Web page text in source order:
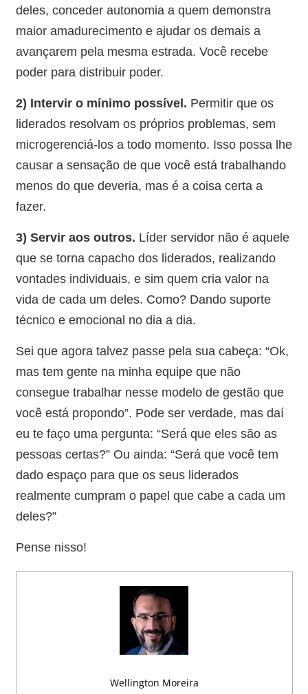
deles, conceder autonomia a quem demonstra
maior amadurecimento e ajudar os demais a
avançarem pela mesma estrada. Você recebe
poder para distribuir poder.
2) Intervir o mínimo possível. Permitir que os
liderados resolvam os próprios problemas, sem
microgerenciá-los a todo momento. Isso possa lhe
causar a sensação de que você está trabalhando
menos do que deveria, mas é a coisa certa a
fazer.
3) Servir aos outros. Líder servidor não é aquele
que se torna capacho dos liderados, realizando
vontades individuais, e sim quem cria valor na
vida de cada um deles. Como? Dando suporte
técnico e emocional no dia a dia.
Sei que agora talvez passe pela sua cabeça: “Ok,
mas tem gente na minha equipe que não
consegue trabalhar nesse modelo de gestão que
você está propondo”. Pode ser verdade, mas daí
eu te faço uma pergunta: “Será que eles são as
pessoas certas?” Ou ainda: “Será que você tem
dado espaço para que os seus liderados
realmente cumpram o papel que cabe a cada um
deles?”
Pense nisso!
Wellington Moreira